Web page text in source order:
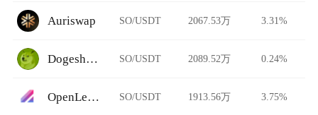
Auriswap SO/USDT 2067.53万 3.31%
Dogeshrek SO/USDT 2089.52万 0.24%
OpenLeverage SO/USDT 1913.56万 3.75%